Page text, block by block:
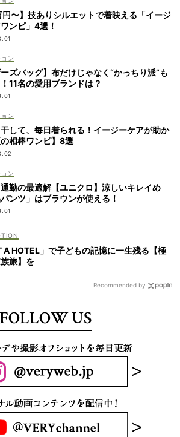
円〜】技ありシルエットで着映える「イージ
ンピ」4選！
ン
ーズバッグ】布だけじゃなく“かっちり派”も
11名の愛用ブランドは？
ン
して、毎日着られる！イージーケアが助か
相棒ワンピ】8選
ン
勤の最適解【ユニクロ】涼しいキレイめ
パンツ」はブラウンが使える！
A HOTEL」で子どもの記憶に一生残る【極
族旅】を
Recommended by
FOLLOW US